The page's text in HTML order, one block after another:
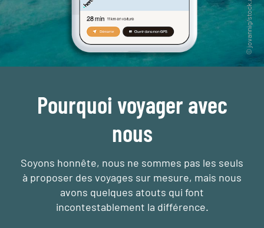
Pourquoi voyager avec
nous
Soyons honnête, nous ne sommes pas les seuls
à proposer des voyages sur mesure, mais nous
avons quelques atouts qui font
incontestablement la différence.